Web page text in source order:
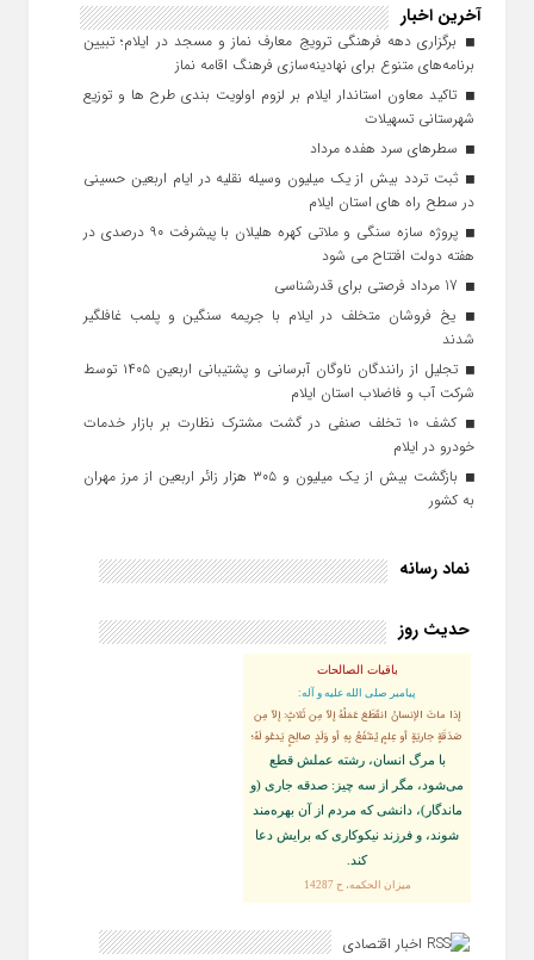
آخرین اخبار
برگزاری دهه فرهنگی ترویج معارف نماز و مسجد در ایلام؛ تبیین
برنامه‌های متنوع برای نهادینه‌سازی فرهنگ اقامه نماز
تاکید معاون استاندار ایلام بر لزوم اولویت‌ بندی طرح‌ ها و توزیع
شهرستانی تسهیلات
سطرهای سرد هفده مرداد
ثبت تردد بیش از یک میلیون وسیله نقلیه در ایام اربعین حسینی
در سطح راه‌ های استان ایلام
پروژه سازه سنگی و ملاتی کهره هلیلان با پیشرفت ۹۰ درصدی در
هفته دولت افتتاح می شود
یخ‌ فروشان متخلف در ایلام با جریمه سنگین و پلمب غافلگیر
شدند
تجلیل از رانندگان ناوگان آبرسانی و پشتیبانی اربعین ۱۴۰۵ توسط
شرکت آب و فاضلاب استان ایلام
کشف ۱۰ تخلف صنفی در گشت مشترک نظارت بر بازار خدمات
خودرو در ایلام
بازگشت بیش از یک میلیون و ۳۰۵ هزار زائر اربعین از مرز مهران
به کشور
نماد رسانه
حدیث روز
باقیات الصالحات
پيامبر صلى‏ الله‏ عليه ‏و‏ آله:
إذا ماتَ الإنسانُ انقَطَعَ عَمَلُهُ إلاّ مِن ثَلاثٍ: إلاّ مِن
صَدَقَةٍ جاريَةٍ أو عِلمٍ يُنتَفَعُ بِهِ أو وَلَدٍ صالِحٍ يَدعُو لَهُ؛
با مرگ انسان، رشته عملش قطع
مى‌شود، مگر از سه چيز: صدقه جارى (و
ماندگار)، دانشى كه مردم از آن بهره‏‌مند
شوند، و فرزند نيكوكارى كه برايش دعا
كند.
ميزان الحكمه، ح 14287
اخبار اقتصادی